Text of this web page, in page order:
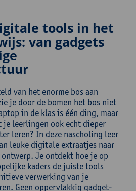
tools in het
van gadgets
van het enorme bos aan
je door de bomen het bos niet
in de klas is één ding, maar
je leerlingen ook echt dieper
leren? In deze nascholing leer
leuke digitale extraatjes naar
Je ontdekt hoe je op
kaders de juiste tools
verwerking van je
Geen oppervlakkig gadget-